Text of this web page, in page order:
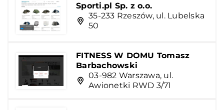
Sporti.pl Sp. z o.o.
35-233 Rzeszów, ul. Lubelska
50
FITNESS W DOMU Tomasz
Barbachowski
03-982 Warszawa, ul.
Awionetki RWD 3/71